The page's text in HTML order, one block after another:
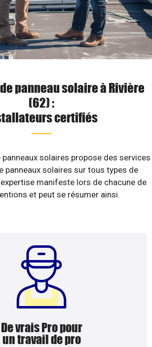
panneau solaire à Rivière
(62) :
certifiés
solaires propose des services
panneaux solaires sur tous types de
manifeste lors de chacune de
et peut se résumer ainsi.
De vrais Pro pour
un travail de pro